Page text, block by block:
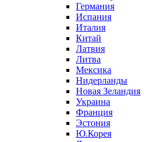
Германия
Испания
Италия
Китай
Латвия
Литва
Мексика
Нидерланды
Новая Зеландия
Украина
Франция
Эстония
Ю.Корея